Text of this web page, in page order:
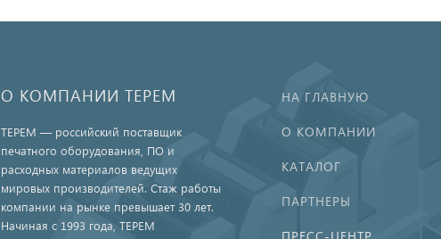
О КОМПАНИИ ТЕРЕМ
ТЕРЕМ — российский поставщик
печатного оборудования, ПО и
расходных материалов ведущих
мировых производителей. Стаж работы
компании на рынке превышает 30 лет.
Начиная с 1993 года, ТЕРЕМ
НА ГЛАВНУЮ
О КОМПАНИИ
КАТАЛОГ
ПАРТНЕРЫ